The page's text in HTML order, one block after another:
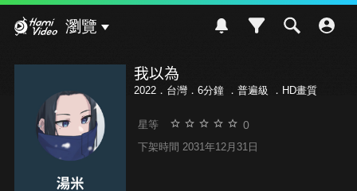
瀏覽
我以為
2022．台灣．6分鐘 ． 普遍級 ．HD畫質
星等 0
下架時間 2031年12月31日